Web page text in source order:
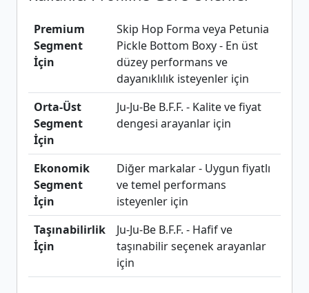
Premium
Segment
İçin
Skip Hop Forma veya Petunia
Pickle Bottom Boxy - En üst
düzey performans ve
dayanıklılık isteyenler için
Orta-Üst
Segment
İçin
Ju-Ju-Be B.F.F. - Kalite ve fiyat
dengesi arayanlar için
Ekonomik
Segment
İçin
Diğer markalar - Uygun fiyatlı
ve temel performans
isteyenler için
Taşınabilirlik
İçin
Ju-Ju-Be B.F.F. - Hafif ve
taşınabilir seçenek arayanlar
için